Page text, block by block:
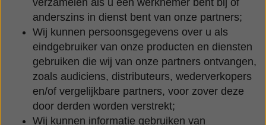
verzamelen als u een werknemer bent bij of
anderszins in dienst bent van onze partners;
Wij kunnen persoonsgegevens over u als
eindgebruiker van onze producten en diensten
gebruiken die wij van onze partners ontvangen,
zoals audiciens, distributeurs, wederverkopers
en/of vergelijkbare partners, voor zover deze
door derden worden verstrekt;
Wij kunnen informatie gebruiken van